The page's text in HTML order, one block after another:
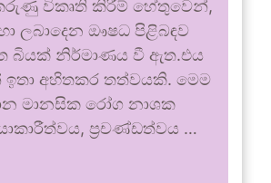
කරුණු විකෘති කිරීම් හේතුවෙන්,
ලබාදෙන ඖෂධ පිළිබඳව
බියක් නිර්මාණය වී ඇත.එය
ඉතා අහිතකර තත්වයකි. මෙම
මානසික රෝග නාශක
ප්‍රචණ්ඩත්වය …